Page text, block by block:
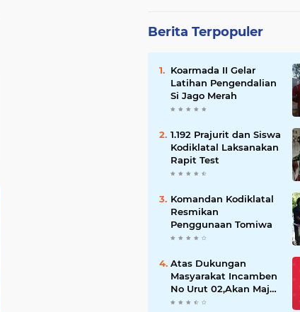
Berita Terpopuler
Koarmada II Gelar
Latihan Pengendalian
Si Jago Merah
1.192 Prajurit dan Siswa
Kodiklatal Laksanakan
Rapit Test
Komandan Kodiklatal
Resmikan
Penggunaan Tomiwa
Atas Dukungan
Masyarakat Incamben
No Urut 02,Akan Maju
Untuk Memajukan